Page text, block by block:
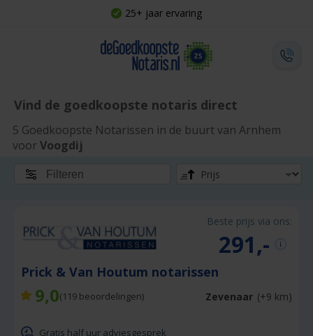
25+ jaar ervaring
Vind de goedkoopste notaris direct
5 Goedkoopste Notarissen in de buurt van Arnhem
voorVoogdij
Filteren
Beste prijs via ons:
291,-
Prick & Van Houtum notarissen
9,0(119 beoordelingen) Zevenaar (+9 km)
Gratis half uur adviesgesprek